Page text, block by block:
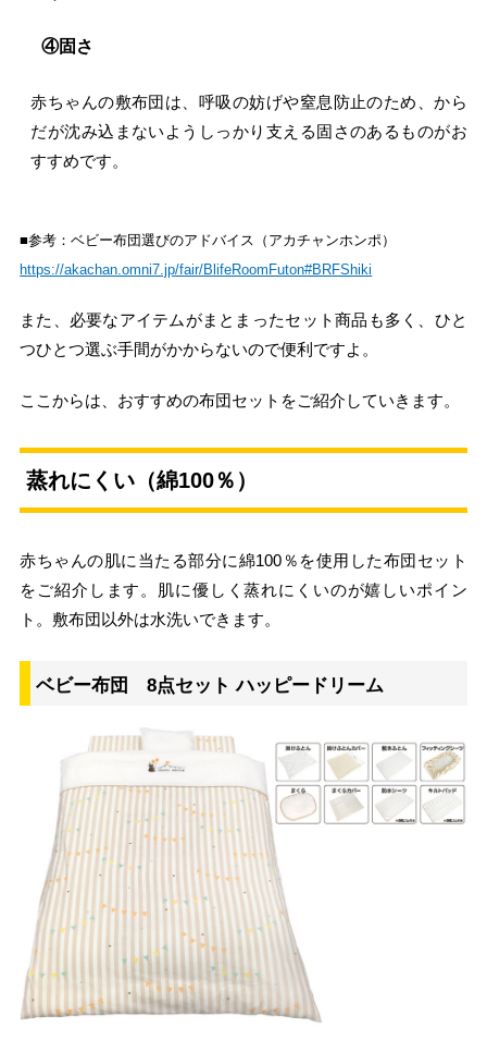
④固さ
赤ちゃんの敷布団は、呼吸の妨げや窒息防止のため、から
だが沈み込まないようしっかり支える固さのあるものがお
すすめです。
■参考：ベビー布団選びのアドバイス（アカチャンホンポ）
https://akachan.omni7.jp/fair/BlifeRoomFuton#BRFShiki
また、必要なアイテムがまとまったセット商品も多く、ひと
つひとつ選ぶ手間がかからないので便利ですよ。
ここからは、おすすめの布団セットをご紹介していきます。
蒸れにくい（綿100％）
赤ちゃんの肌に当たる部分に綿100％を使用した布団セット
をご紹介します。肌に優しく蒸れにくいのが嬉しいポイン
ト。敷布団以外は水洗いできます。
ベビー布団 8点セット ハッピードリーム